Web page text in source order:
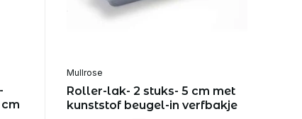
Mullrose
Roller-lak- 2 stuks- 5 cm met
kunststof beugel-in verfbakje